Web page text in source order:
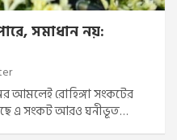
সমাধান নয়:
আমলেই রোহিঙ্গা সংকটের
এ সংকট আরও ঘনীভূত…